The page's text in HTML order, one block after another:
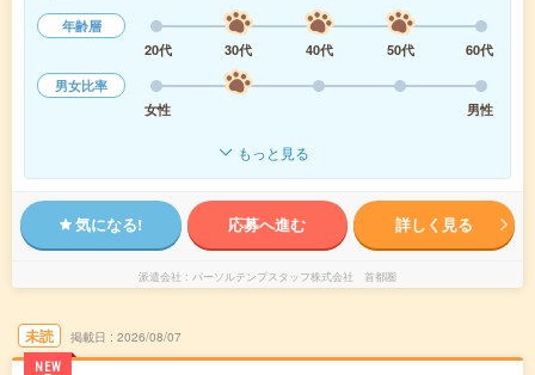
年齢層
20代
30代 40代 50代
60代
男女比率
女性
男性
もっと見る
気になる! 応募へ進む 詳しく見る
派遣会社 パーソルテンプスタッフ株式会社 首都圏
未読
NEW
掲載日 2026/08/07